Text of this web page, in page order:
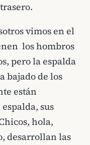
vimos en el
los hombros
pero la espalda
bajado de los
están
sus
hola,
desarrollan las